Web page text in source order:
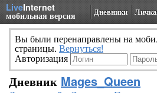
LiveInternet
мобильная версия Дневники Личка
Вы были перенаправлены на
страницы. Вернуться!
Авторизация
Дневник Mages_Queen